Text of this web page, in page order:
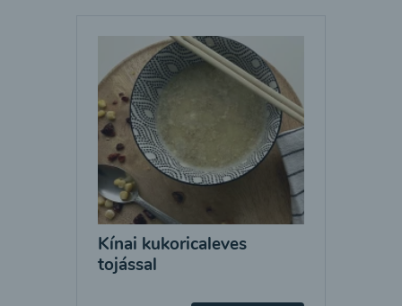
Kínai kukoricaleves
tojással